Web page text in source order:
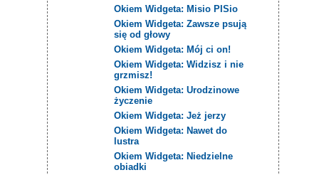
Okiem Widgeta: Misio PISio
Okiem Widgeta: Zawsze psują
się od głowy
Okiem Widgeta: Mój ci on!
Okiem Widgeta: Widzisz i nie
grzmisz!
Okiem Widgeta: Urodzinowe
życzenie
Okiem Widgeta: Jeż jerzy
Okiem Widgeta: Nawet do
lustra
Okiem Widgeta: Niedzielne
obiadki